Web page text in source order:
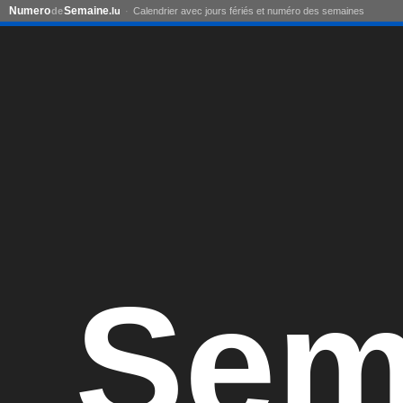
NumerodeSemaine.lu Calendrier avec jours fériés et numéro des semaines